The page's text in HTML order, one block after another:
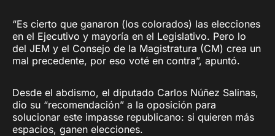
“Es cierto que ganaron (los colorados) las elecciones
en el Ejecutivo y mayoría en el Legislativo. Pero lo
del JEM y el Consejo de la Magistratura (CM) crea un
mal precedente, por eso voté en contra”, apuntó.
Desde el abdismo, el diputado Carlos Núñez Salinas,
dio su “recomendación” a la oposición para
solucionar este impasse republicano: si quieren más
espacios, ganen elecciones.